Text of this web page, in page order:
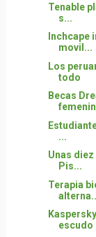
Tenable
s...
Inchcape
movil...
Los
todo
Becas
...
Unas
Pis...
Terapia
escudo